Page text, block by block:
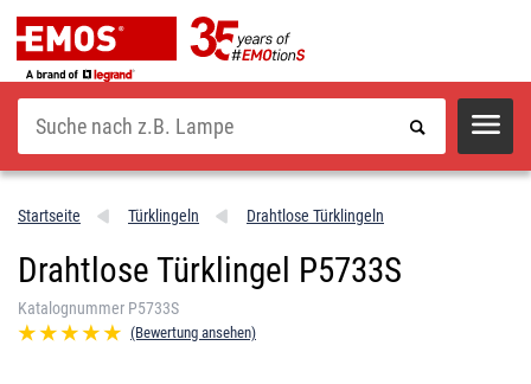
Suche
Startseite Türklingeln Drahtlose Türklingeln
Drahtlose Türklingel P5733S
Katalognummer P5733S
(Bewertung ansehen)